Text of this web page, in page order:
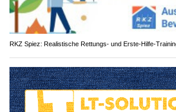
RKZ Spiez: Realistische Rettungs- und Erste-Hilfe-